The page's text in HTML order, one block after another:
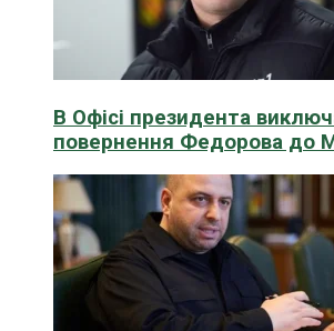
В Офісі президента
повернення Федорова до